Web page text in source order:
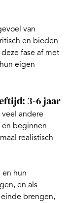
van
en bieden
fase af met
eigen
3-6 jaar
andere
beginnen
realistisch
en hun
, en als
brengen,